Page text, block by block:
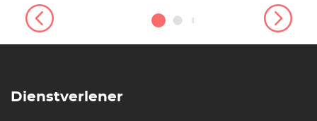
Dienstverlener